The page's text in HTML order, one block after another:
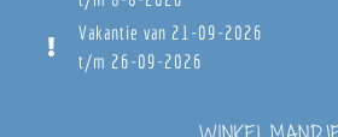
Vakantie van 21-09-2026
t/m 26-09-2026